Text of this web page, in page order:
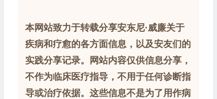
本网站致力于转载分享安东尼·威廉关于
疾病和疗愈的各方面信息，以及安友们的
实践分享记录。网站内容仅供信息分享，
不作为临床医疗指导，不用于任何诊断指
导或治疗依据。这些信息不是为了用作病